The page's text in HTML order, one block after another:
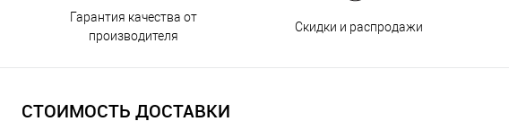
Гарантия качества от
производителя
Скидки и распродажи
СТОИМОСТЬ ДОСТАВКИ